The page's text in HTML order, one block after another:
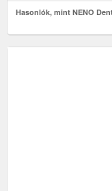
Hasonlók, mint NENO